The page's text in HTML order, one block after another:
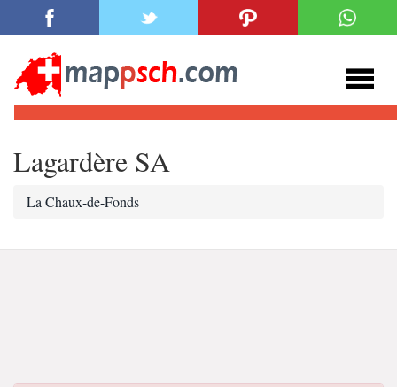
Lagardère SA
La Chaux-de-Fonds